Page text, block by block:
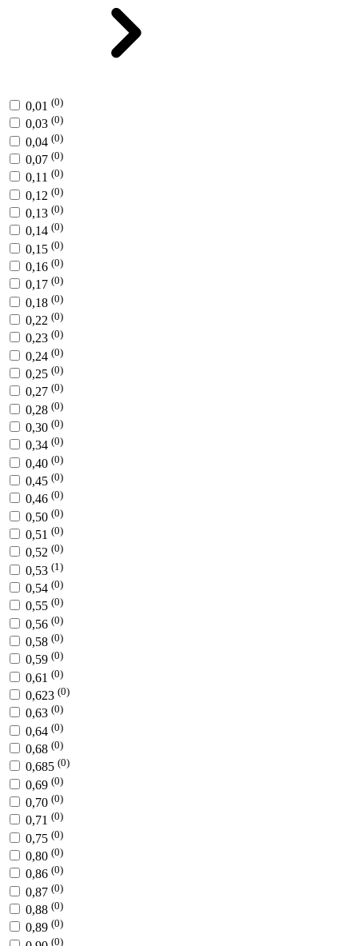
0,01 (0)
0,03 (0)
0,04 (0)
0,07 (0)
0,11 (0)
0,12 (0)
0,13 (0)
0,14 (0)
0,15 (0)
0,16 (0)
0,17 (0)
0,18 (0)
0,22 (0)
0,23 (0)
0,24 (0)
0,25 (0)
0,27 (0)
0,28 (0)
0,30 (0)
0,34 (0)
0,40 (0)
0,45 (0)
0,46 (0)
0,50 (0)
0,51 (0)
0,52 (0)
0,53 (1)
0,54 (0)
0,55 (0)
0,56 (0)
0,58 (0)
0,59 (0)
0,61 (0)
0,623 (0)
0,63 (0)
0,64 (0)
0,68 (0)
0,685 (0)
0,69 (0)
0,70 (0)
0,71 (0)
0,75 (0)
0,80 (0)
0,86 (0)
0,87 (0)
0,88 (0)
0,89 (0)
(0)